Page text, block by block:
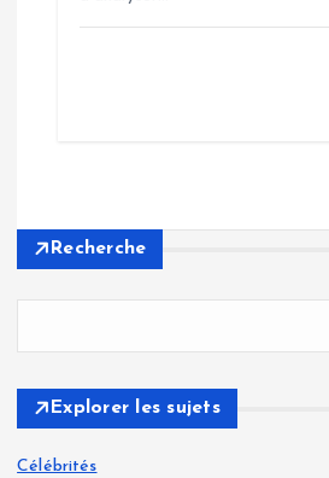
Recherche
Explorer les sujets
Célébrités